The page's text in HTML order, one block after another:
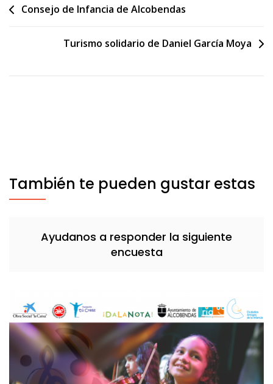
Navegación
entradas
Consejo de Infancia de Alcobendas
Turismo solidario de Daniel García Moya
También te pueden gustar estas
Ayudanos a responder la siguiente
encuesta